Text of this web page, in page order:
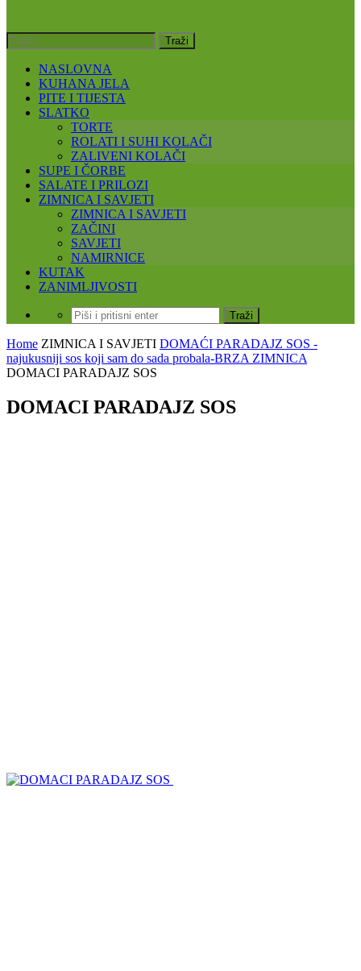
NASLOVNA
KUHANA JELA
PITE I TIJESTA
SLATKO
TORTE
ROLATI I SUHI KOLAČI
ZALIVENI KOLAČI
SUPE I ČORBE
SALATE I PRILOZI
ZIMNICA I SAVJETI
ZIMNICA I SAVJETI
ZAČINI
SAVJETI
NAMIRNICE
KUTAK
ZANIMLJIVOSTI
Home ZIMNICA I SAVJETI DOMAĆI PARADAJZ SOS -
najukusniji sos koji sam do sada probala-BRZA ZIMNICA
DOMACI PARADAJZ SOS
DOMACI PARADAJZ SOS